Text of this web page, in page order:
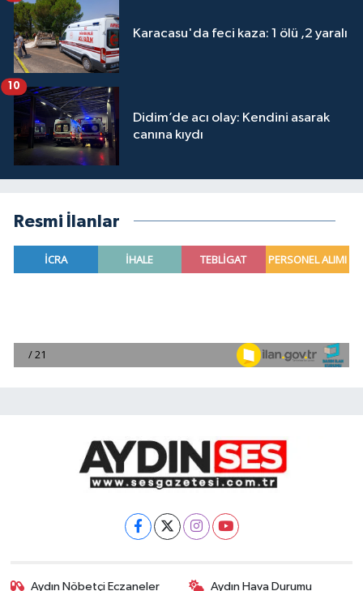
Karacasu'da feci kaza: 1 ölü ,2 yaralı
Didim’de acı olay: Kendini asarak
canına kıydı
10
Resmi İlanlar
Aydın Nöbetçi Eczaneler Aydın Hava Durumu